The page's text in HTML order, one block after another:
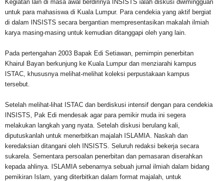
Kegiatan lain di masa awal berdirinya INSISTS ialah diskusi dwimingguan
untuk para mahasiswa di Kuala Lumpur. Para cendekia yang aktif bergiat
di dalam INSISTS secara bergantian mempresentasikan makalah ilmiah
karya masing-masing untuk kemudian ditanggapi oleh yang lain.
Pada pertengahan 2003 Bapak Edi Setiawan, pemimpin penerbitan
Khairul Bayan berkunjung ke Kuala Lumpur dan menziarahi kampus
ISTAC, khususnya melihat-melihat koleksi perpustakaan kampus
tersebut.
Setelah melihat-lihat ISTAC dan berdiskusi intensif dengan para cendekia
INSISTS, Pak Edi mendesak agar para pemikir muda ini segera
melakukan langkah yang nyata. Setelah diskusi berulang kali,
diputuskanlah untuk menerbitkan majalah ISLAMIA. Naskah dan
keredaksian ditangani oleh INSISTS. Seluruh redaksi bekerja secara
sukarela. Sementara persoalan penerbitan dan pemasaran diserahkan
kepada ahlinya. ISLAMIA sebenarnya sebuah jurnal ilmiah dalam bidang
pemikiran Islam, yang diterbitkan dalam format majalah, untuk